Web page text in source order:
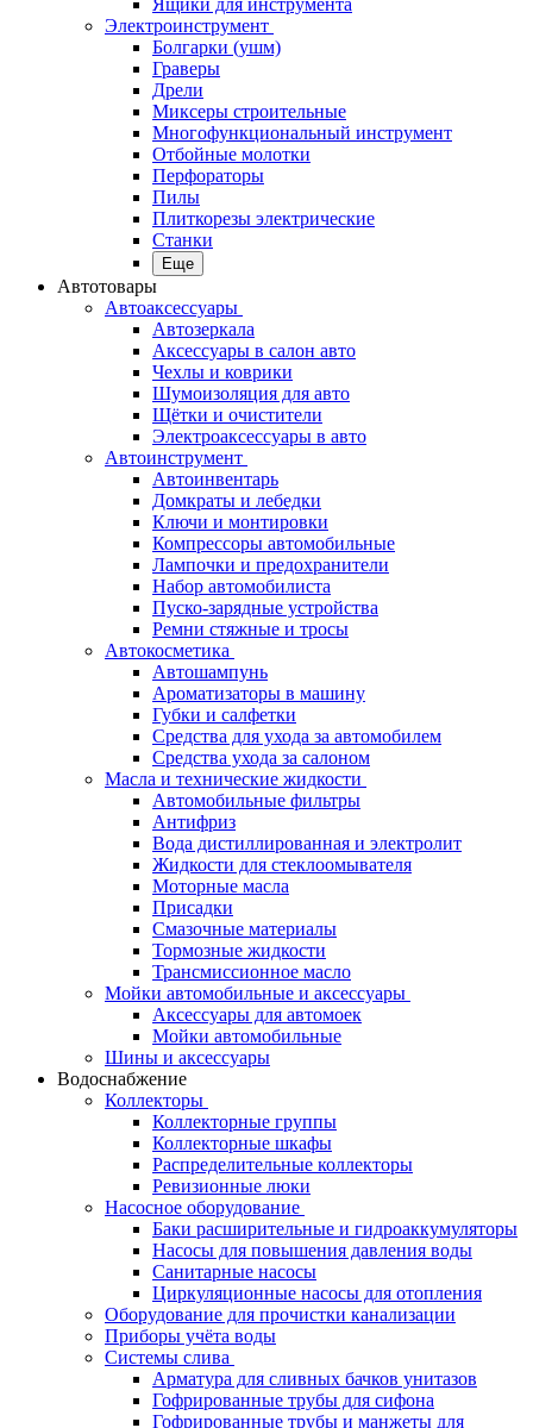
Электроинструмент
Болгарки (ушм)
Граверы
Дрели
Миксеры строительные
Многофункциональный инструмент
Отбойные молотки
Перфораторы
Пилы
Плиткорезы электрические
Станки
Еще
Автотовары
Автоаксессуары
Автозеркала
Аксессуары в салон авто
Чехлы и коврики
Шумоизоляция для авто
Щётки и очистители
Электроаксессуары в авто
Автоинструмент
Автоинвентарь
Домкраты и лебедки
Ключи и монтировки
Компрессоры автомобильные
Лампочки и предохранители
Набор автомобилиста
Пуско-зарядные устройства
Ремни стяжные и тросы
Автокосметика
Автошампунь
Ароматизаторы в машину
Губки и салфетки
Средства для ухода за автомобилем
Средства ухода за салоном
Масла и технические жидкости
Автомобильные фильтры
Антифриз
Вода дистиллированная и электролит
Жидкости для стеклоомывателя
Моторные масла
Присадки
Смазочные материалы
Тормозные жидкости
Трансмиссионное масло
Мойки автомобильные и аксессуары
Аксессуары для автомоек
Мойки автомобильные
Шины и аксессуары
Водоснабжение
Коллекторы
Коллекторные группы
Коллекторные шкафы
Распределительные коллекторы
Ревизионные люки
Насосное оборудование
Баки расширительные и гидроаккумуляторы
Насосы для повышения давления воды
Санитарные насосы
Циркуляционные насосы для отопления
Оборудование для прочистки канализации
Приборы учёта воды
Системы слива
Арматура для сливных бачков унитазов
Гофрированные трубы для сифона
Гофрированные трубы и манжеты для